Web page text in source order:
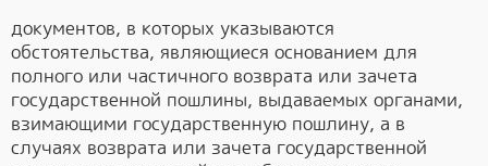
документов, в которых указываются
обстоятельства, являющиеся основанием для
полного или частичного возврата или зачета
государственной пошлины, выдаваемых органами,
взимающими государственную пошлину, а в
случаях возврата или зачета государственной